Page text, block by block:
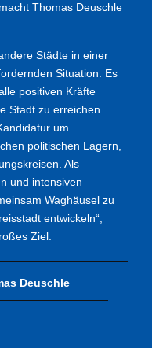
Thomas Deuschle
Städte in einer
Situation. Es
positiven Kräfte
Stadt zu erreichen.
um
politischen Lagern,
Als
und intensiven
Waghäusel zu
entwickeln“,
Ziel.
Deuschle